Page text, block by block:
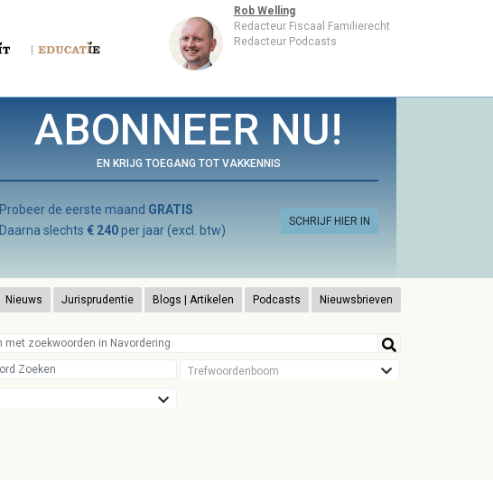
Rob Welling
Redacteur Fiscaal Familierecht
Redacteur Podcasts
ABONNEER NU!
EN KRIJG TOEGANG TOT VAKKENNIS
SCHRIJF HIER IN
Probeer de eerste maand GRATIS
Daarna slechts € 240per jaar (excl. btw)
Nieuws Jurisprudentie Blogs | Artikelen Podcasts Nieuwsbrieven
Trefwoordenboom